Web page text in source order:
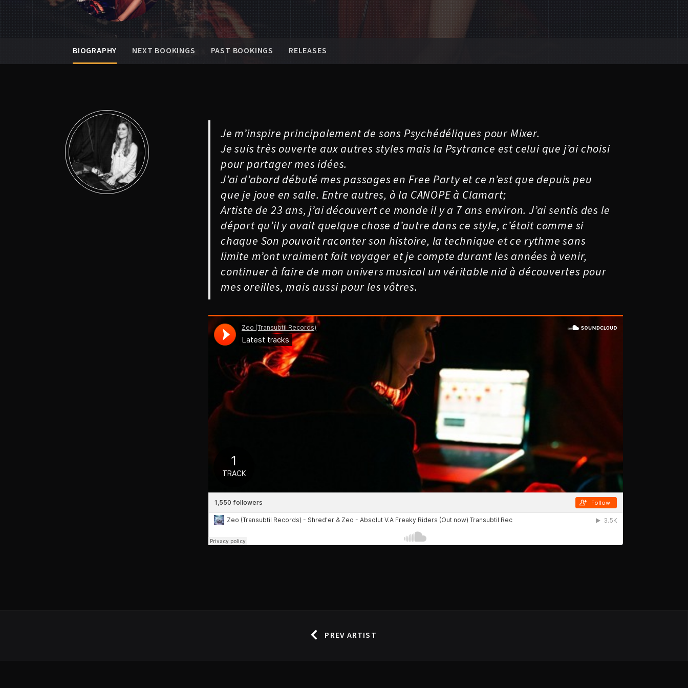
BIOGRAPHY NEXT BOOKINGS PAST BOOKINGS RELEASES
Je m’inspire principalement de sons Psychédéliques pour Mixer.
Je suis très ouverte aux autres styles mais la Psytrance est celui que j’ai choisi
pour partager mes idées.
J’ai d’abord débuté mes passages en Free Party et ce n’est que depuis peu
que je joue en salle. Entre autres, à la CANOPE à Clamart;
Artiste de 23 ans, j’ai découvert ce monde il y a 7 ans environ. J’ai sentis des le
départ qu’il y avait quelque chose d’autre dans ce style, c’était comme si
chaque Son pouvait raconter son histoire, la technique et ce rythme sans
limite m’ont vraiment fait voyager et je compte durant les années à venir,
continuer à faire de mon univers musical un véritable nid à découvertes pour
mes oreilles, mais aussi pour les vôtres.
PREV ARTIST